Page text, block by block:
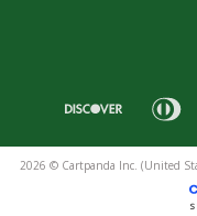
2026 © Cartpanda Inc. (United
and
Advertising, product claims, and